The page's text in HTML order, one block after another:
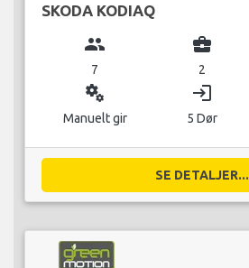
SKODA KODIAQ
group
7
business_center
2
miscellaneous_services
Manuelt gir
login
5 Dør
SE DETALJER...